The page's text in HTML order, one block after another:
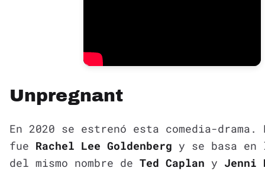
Unpregnant
En 2020 se estrenó esta comedia-
fue Rachel Lee Goldenberg y se basa en
del mismo nombre de Ted Caplan y Jenni